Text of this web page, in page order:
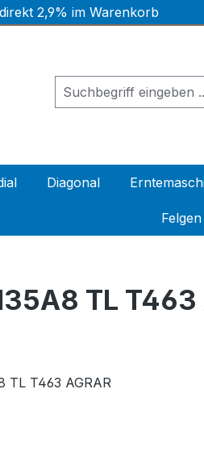
2,9% im Warenkorb
Diagonal
Felgen
TL T463